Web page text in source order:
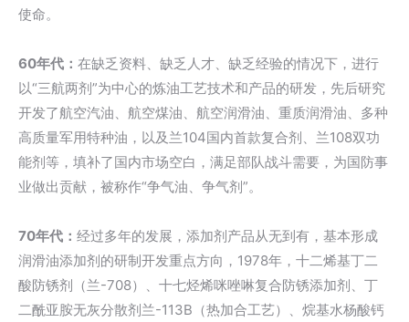
使命。
60年代： 在缺乏资料、缺乏人才、缺乏经验的情况下，进行
以“三航两剂”为中心的炼油工艺技术和产品的研发，先后研究
开发了航空汽油、航空煤油、航空润滑油、重质润滑油、多种
高质量军用特种油，以及兰104国内首款复合剂、兰108双功
能剂等，填补了国内市场空白，满足部队战斗需要，为国防事
业做出贡献，被称作“争气油、争气剂”。
70年代： 经过多年的发展，添加剂产品从无到有，基本形成
润滑油添加剂的研制开发重点方向，1978年，十二烯基丁二
酸防锈剂（兰-708）、十七烃烯咪唑啉复合防锈添加剂、丁
二酰亚胺无灰分散剂兰-113B（热加合工艺）、烷基水杨酸钙